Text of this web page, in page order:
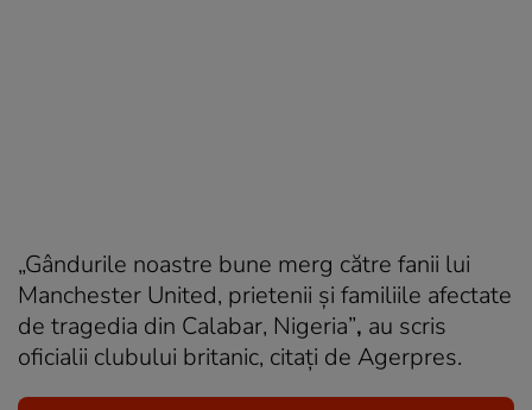
„Gândurile noastre bune merg către fanii lui
Manchester United, prietenii şi familiile afectate
de tragedia din Calabar, Nigeria”, au scris
oficialii clubului britanic, citaţi de Agerpres.